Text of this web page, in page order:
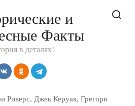
и
Факты
в деталях!
Риверс, Джек Керуак, Грегори